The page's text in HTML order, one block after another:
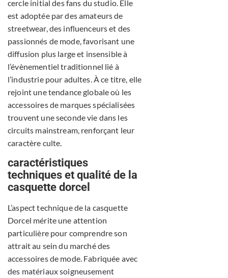
cercle initial des fans du studio. Elle
est adoptée par des amateurs de
streetwear, des influenceurs et des
passionnés de mode, favorisant une
diffusion plus large et insensible à
l’évènementiel traditionnel lié à
l’industrie pour adultes. À ce titre, elle
rejoint une tendance globale où les
accessoires de marques spécialisées
trouvent une seconde vie dans les
circuits mainstream, renforçant leur
caractère culte.
caractéristiques
techniques et qualité de la
casquette dorcel
L’aspect technique de la casquette
Dorcel mérite une attention
particulière pour comprendre son
attrait au sein du marché des
accessoires de mode. Fabriquée avec
des matériaux soigneusement